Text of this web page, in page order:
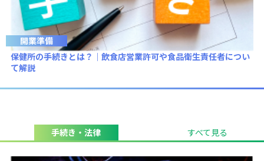
開業準備
保健所の手続きとは？｜飲食店営業許可や食品衛生責任者につい
て解説
手続き・法律 すべて見る